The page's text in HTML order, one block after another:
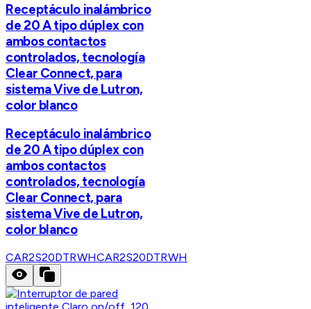
Receptáculo inalámbrico
de 20 A tipo dúplex con
ambos contactos
controlados, tecnología
Clear Connect, para
sistema Vive de Lutron,
color blanco
Receptáculo inalámbrico
de 20 A tipo dúplex con
ambos contactos
controlados, tecnología
Clear Connect, para
sistema Vive de Lutron,
color blanco
CAR2S20DTRWHCAR2S20DTRWH